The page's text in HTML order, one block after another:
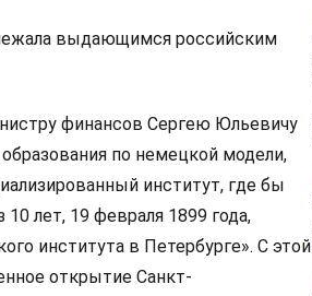
выдающимся российским
финансов Сергею Юльевичу
по немецкой модели,
институт, где бы
лет, 19 февраля 1899 года,
института в Петербурге». С этой
открытие Санкт-